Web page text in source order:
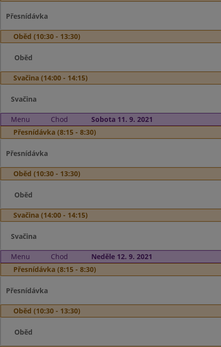
Přesnídávka
Oběd (10:30 - 13:30)
Oběd
Svačina (14:00 - 14:15)
Svačina
Menu Chod
Sobota 11. 9. 2021
Přesnídávka (8:15 - 8:30)
Přesnídávka
Oběd (10:30 - 13:30)
Oběd
Svačina (14:00 - 14:15)
Svačina
Menu Chod
Neděle 12. 9. 2021
Přesnídávka (8:15 - 8:30)
Přesnídávka
Oběd (10:30 - 13:30)
Oběd